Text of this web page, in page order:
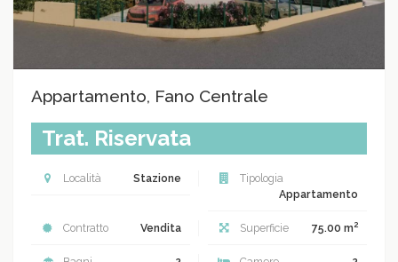
Appartamento, Fano Centrale
Trat. Riservata
Località Stazione
Tipologia
Appartamento
Contratto Vendita Superficie 75.00 m2